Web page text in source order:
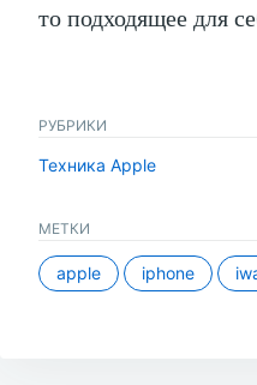
то подходящее для
РУБРИКИ
Техника Apple
МЕТКИ
apple iphone